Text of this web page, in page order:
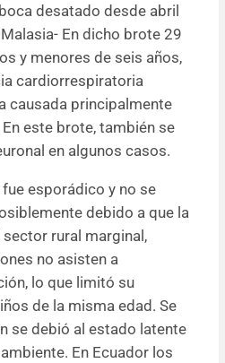
desatado desde abril
En dicho brote 29
y menores de seis años,
cardiorrespiratoria
causada principalmente
En este brote, también se
en algunos casos.
esporádico y no se
debido a que la
rural marginal,
no asisten a
lo que limitó su
de la misma edad. Se
se debió al estado latente
En Ecuador los